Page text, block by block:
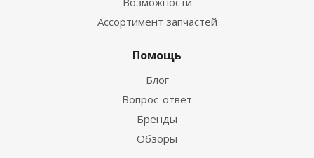
Ассортимент запчастей
Помощь
Блог
Вопрос-ответ
Бренды
Обзоры